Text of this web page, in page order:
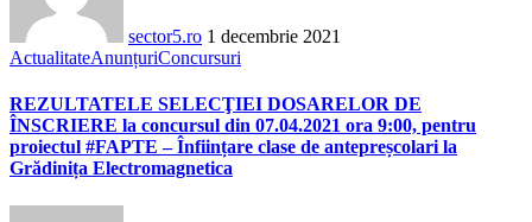
sector5.ro 1 decembrie 2021
ActualitateAnunțuriConcursuri
REZULTATELE SELECŢIEI DOSARELOR DE
ÎNSCRIERE la concursul din 07.04.2021 ora 9:00, pentru
proiectul #FAPTE – Înființare clase de antepreșcolari la
Grădinița Electromagnetica